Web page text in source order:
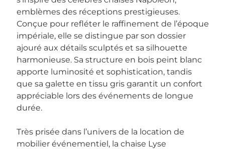
emblèmes des réceptions prestigieuses.
Conçue pour refléter le raffinement de l’époque
impériale, elle se distingue par son dossier
ajouré aux détails sculptés et sa silhouette
harmonieuse. Sa structure en bois peint blanc
apporte luminosité et sophistication, tandis
que sa galette en tissu gris garantit un confort
appréciable lors des événements de longue
durée.
Très prisée dans l’univers de la location de
mobilier événementiel, la chaise Lyse